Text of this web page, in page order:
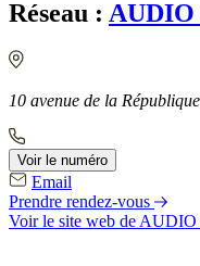
Réseau : AUDIO
10 avenue de la
Voir le numéro
Email
Prendre rendez-vous
Voir le site web de AUDIO